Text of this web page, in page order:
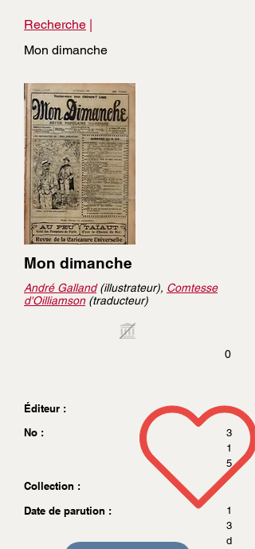
Recherche |
Mon dimanche
Mon dimanche
André Galland(illustrateur), Comtesse
d'Oilliamson(traducteur)
0
Éditeur :
No :
3
1
5
Collection :
Date de parution :
1
3
d